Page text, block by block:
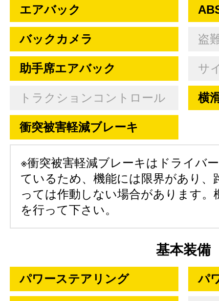
エアバック
バックカメラ 盗
助手席エアバック サ
トラクションコントロール 横
衝突被害軽減ブレーキ
※衝突被害軽減ブレーキはドライバ
ているため、機能には限界があり、
っては作動しない場合があります。
を行って下さい。
基本装備
パワーステアリング パ